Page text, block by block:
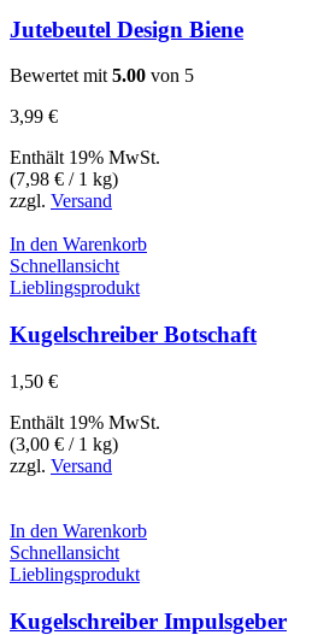
Jutebeutel Design Biene
Bewertet mit5.00 von 5
3,99 €
Enthält 19% MwSt.
(7,98 € / 1 kg)
zzgl. Versand
In den Warenkorb
Schnellansicht
Lieblingsprodukt
Kugelschreiber Botschaft
1,50 €
Enthält 19% MwSt.
(3,00 € / 1 kg)
zzgl. Versand
In den Warenkorb
Schnellansicht
Lieblingsprodukt
Kugelschreiber Impulsgeber